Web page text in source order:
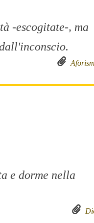
-escogitate-, ma
e dorme nella